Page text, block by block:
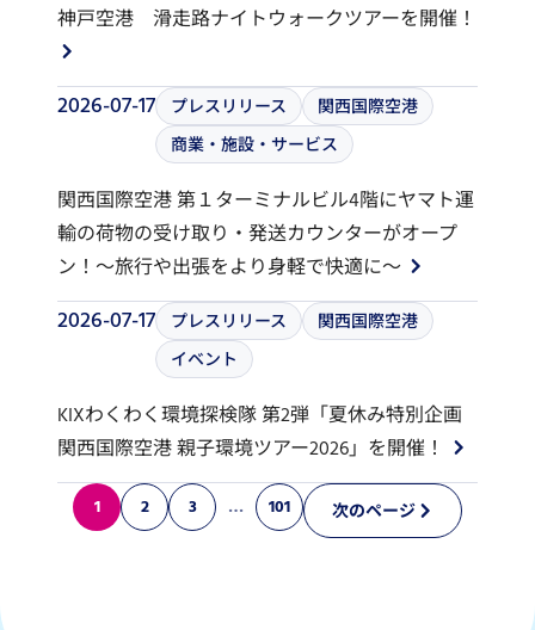
神戸空港 滑走路ナイトウォークツアーを開催！
2026-07-17 プレスリリース
関西国際空港
商業・施設・サービス
関西国際空港 第１ターミナルビル4階にヤマト運
輸の荷物の受け取り・発送カウンターがオープ
ン！～旅行や出張をより身軽で快適に～
2026-07-17 プレスリリース
関西国際空港
イベント
KIXわくわく環境探検隊 第2弾「夏休み特別企画
関西国際空港 親子環境ツアー2026」を開催！
1 2 3 … 101 次のページ